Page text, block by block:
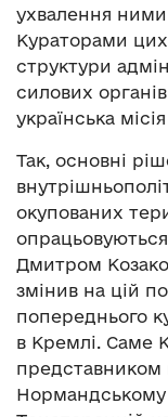
ухвалення
Кураторами цих
структури
силових
українська
Так, основні
окупованих
Дмитром
змінив на цій
попереднього
в Кремлі. Саме
представником
Нормандському